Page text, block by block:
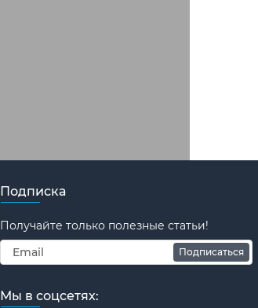
Подписка
Получайте только полезные статьи!
Подписаться
Мы в соцсетях: